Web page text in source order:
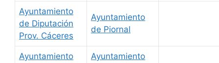
Ayuntamiento
de Diputación
Prov. Cáceres
Ayuntamiento
de Piornal
Ayuntamiento
Ayuntamiento